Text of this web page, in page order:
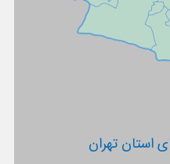
استان تهران